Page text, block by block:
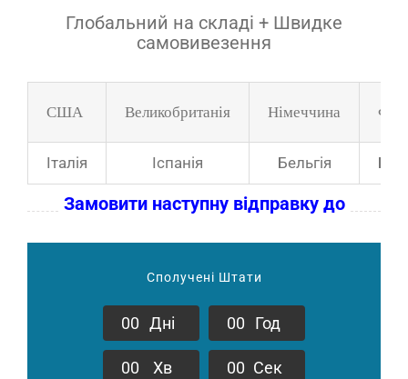
Глобальний на складі + Швидке
самовивезення
США Великобританія Німеччина
Італія Іспанія Бельгія
Замовити наступну відправку до
Сполучені Штати
00 Дні 00 Год
00 Хв 00 Сек